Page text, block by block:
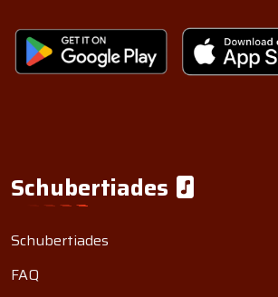
Schubertiades
Schubertiades
FAQ